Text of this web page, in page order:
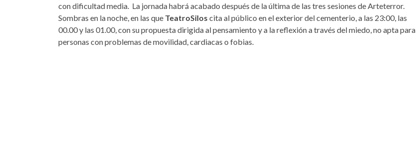
con dificultad media. La jornada habrá acabado después de la última de las tres sesiones de Arteterror.
Sombras en la noche, en las que TeatroSilos cita al público en el exterior del cementerio, a las 23:00, las
00.00 y las 01.00, con su propuesta dirigida al pensamiento y a la reflexión a través del miedo, no apta para
personas con problemas de movilidad, cardiacas o fobias.